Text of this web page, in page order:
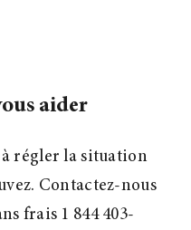
aider
régler la situation
Contactez-nous
frais 1 844 403-